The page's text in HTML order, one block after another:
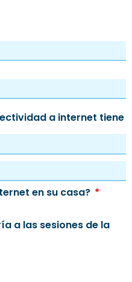
a internet tiene
en su casa?
a las sesiones de la